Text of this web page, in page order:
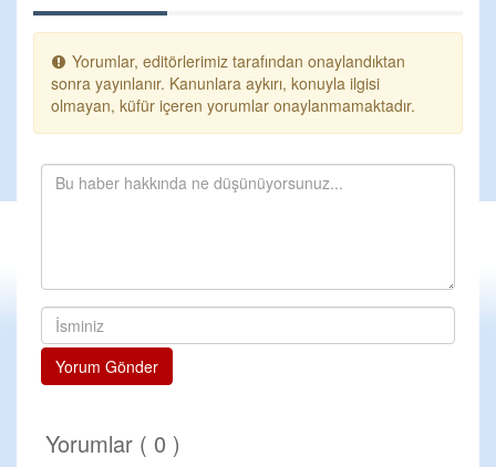
Yorumlar, editörlerimiz tarafından onaylandıktan
sonra yayınlanır. Kanunlara aykırı, konuyla ilgisi
olmayan, küfür içeren yorumlar onaylanmamaktadır.
Yorum Gönder
Yorumlar ( 0 )